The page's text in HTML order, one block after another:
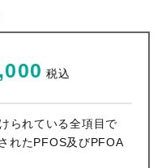
税込
られている全項目で
れたPFOS及びPFOA